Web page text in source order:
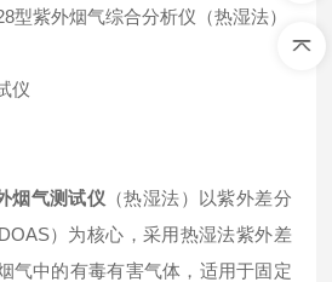
气综合分析仪（热湿法）
烟气测试仪 （热湿法）以紫外差分
）为核心，采用热湿法紫外差
气中的有毒有害气体，适用于固定